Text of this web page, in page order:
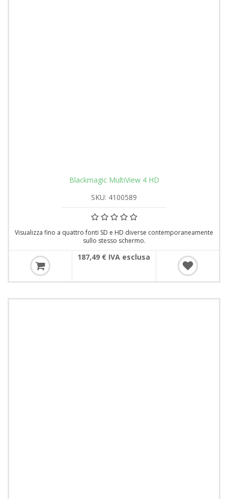
Blackmagic MultiView 4 HD
SKU: 4100589
Visualizza fino a quattro fonti SD e HD diverse contemporaneamente
sullo stesso schermo.
187,49 € IVA esclusa